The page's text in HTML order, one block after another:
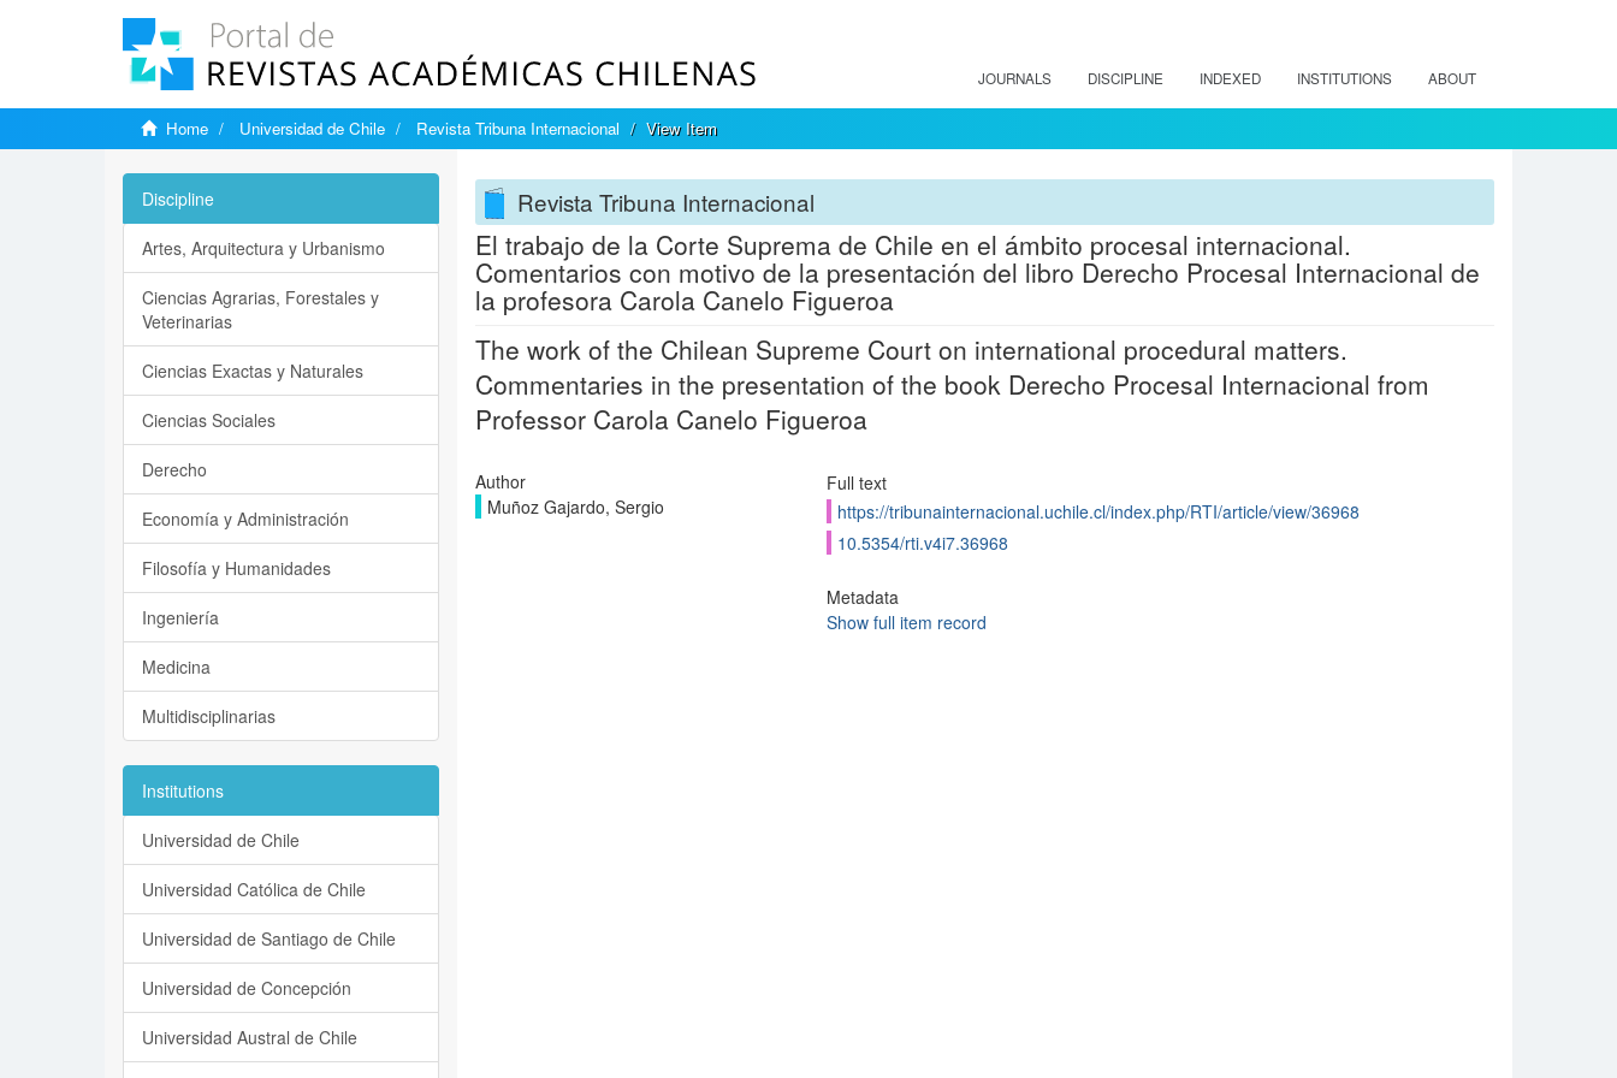
JOURNALS DISCIPLINE INDEXED INSTITUTIONS ABOUT
Home Universidad de Chile Revista Tribuna Internacional View Item
Revista Tribuna Internacional
El trabajo de la Corte Suprema de Chile en el ámbito procesal internacional.
Comentarios con motivo de la presentación del libro Derecho Procesal Internacional de
la profesora Carola Canelo Figueroa
The work of the Chilean Supreme Court on international procedural matters.
Commentaries in the presentation of the book Derecho Procesal Internacional from
Professor Carola Canelo Figueroa
Author
Muñoz Gajardo, Sergio
Full text
https://tribunainternacional.uchile.cl/index.php/RTI/article/view/36968
10.5354/rti.v4i7.36968
Metadata
Show full item record
Discipline
Artes, Arquitectura y Urbanismo
Ciencias Agrarias, Forestales y
Veterinarias
Ciencias Exactas y Naturales
Ciencias Sociales
Derecho
Economía y Administración
Filosofía y Humanidades
Ingeniería
Medicina
Multidisciplinarias
Institutions
Universidad de Chile
Universidad Católica de Chile
Universidad de Santiago de Chile
Universidad de Concepción
Universidad Austral de Chile